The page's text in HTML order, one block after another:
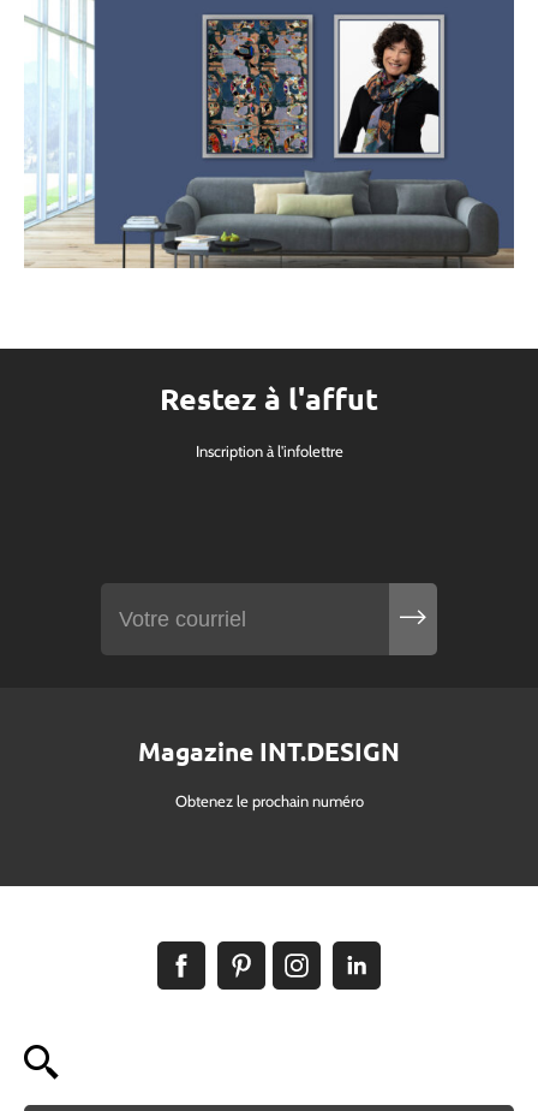
Restez à l'affut
Inscription à l'infolettre
Magazine INT.DESIGN
Obtenez le prochain numéro